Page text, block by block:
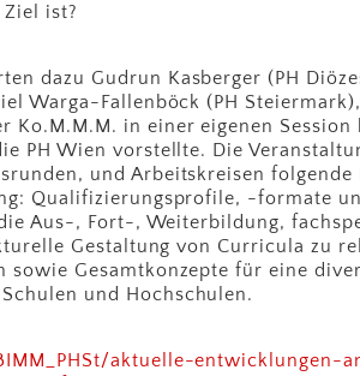
ist?
dazu Gudrun Kasberger (PH
Warga-Fallenböck (PH
Ko.M.M.M. in einer eigenen Session
PH Wien vorstellte. Die
und Arbeitskreisen folgende
Qualifizierungsprofile, -formate
Aus-, Fort-, Weiterbildung,
Gestaltung von Curricula zu
sowie Gesamtkonzepte für eine
und Hochschulen.
aktuelle-entwicklungen-